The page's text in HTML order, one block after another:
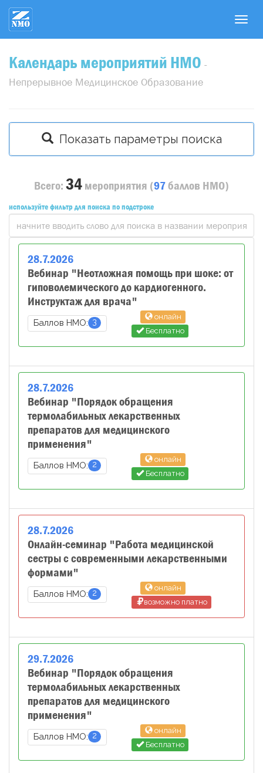
T
a
n
Календарь мероприятий НМО -
Непрерывное Медицинское Образование
Показать параметры поиска
Всего: 34 мероприятия (97баллов НМО)
используйте фильтр для поиска по подстроке
28.7.2026
Вебинар "Неотложная помощь при шоке: от
гиповолемического до кардиогенного.
Инструктаж для врача"
Баллов НМО: 3
онлайн
Бесплатно
28.7.2026
Вебинар "Порядок обращения
термолабильных лекарственных
препаратов для медицинского
применения"
Баллов НМО: 2
онлайн
Бесплатно
28.7.2026
Онлайн-семинар "Работа медицинской
сестры с современными лекарственными
формами"
Баллов НМО: 2
онлайн
возможно платно
29.7.2026
Вебинар "Порядок обращения
термолабильных лекарственных
препаратов для медицинского
применения"
Баллов НМО: 2
онлайн
Бесплатно